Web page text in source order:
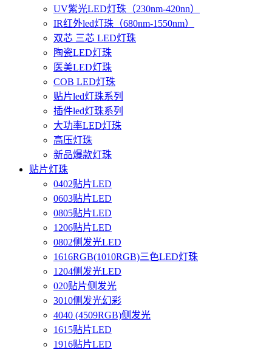
UV紫光LED灯珠（230nm-420nn）
IR红外led灯珠（680nm-1550nm）
双芯 三芯 LED灯珠
陶瓷LED灯珠
医美LED灯珠
COB LED灯珠
贴片led灯珠系列
插件led灯珠系列
大功率LED灯珠
高压灯珠
新品爆款灯珠
贴片灯珠
0402贴片LED
0603贴片LED
0805贴片LED
1206贴片LED
0802侧发光LED
1616RGB(1010RGB)三色LED灯珠
1204侧发光LED
020贴片侧发光
3010侧发光幻彩
4040 (4509RGB)侧发光
1615贴片LED
1916贴片LED